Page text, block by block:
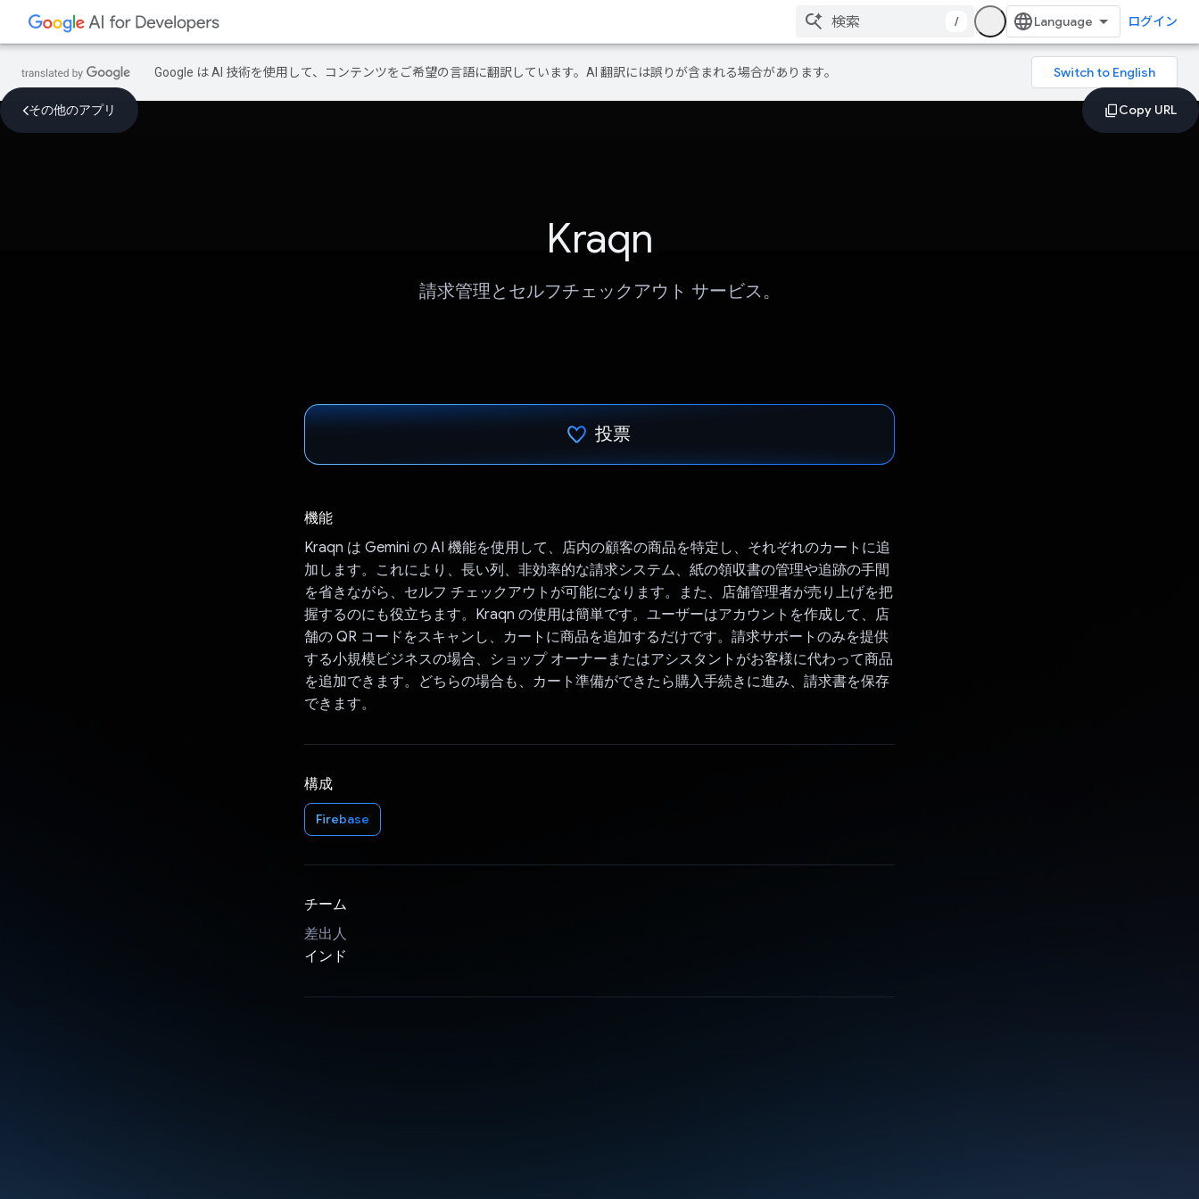
/ ログイン
Google は AI 技術を使用して、コンテンツをご希望の言語に翻訳しています。AI 翻訳には誤りが含まれる場合があります。
その他のアプリ
Kraqn
請求管理とセルフチェックアウト サービス。
投票
機能
Kraqn は Gemini の AI 機能を使用して、店内の顧客の商品を特定し、それぞれのカートに追
加します。これにより、長い列、非効率的な請求システム、紙の領収書の管理や追跡の手間
を省きながら、セルフ チェックアウトが可能になります。また、店舗管理者が売り上げを把
握するのにも役立ちます。Kraqn の使用は簡単です。ユーザーはアカウントを作成して、店
舗の QR コードをスキャンし、カートに商品を追加するだけです。請求サポートのみを提供
する小規模ビジネスの場合、ショップ オーナーまたはアシスタントがお客様に代わって商品
を追加できます。どちらの場合も、カート準備ができたら購入手続きに進み、請求書を保存
できます。
構成
Firebase
チーム
差出人
インド